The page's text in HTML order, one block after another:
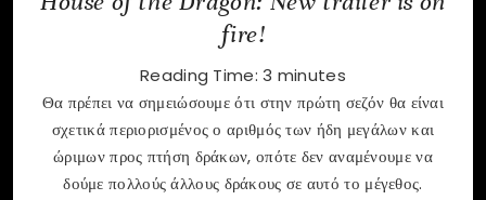
fire!
Reading Time:3 minutes
Θα πρέπει να σημειώσουμε ότι στην πρώτη σεζόν θα είναι
σχετικά περιορισμένος ο αριθμός των ήδη μεγάλων και
ώριμων προς πτήση δράκων, οπότε δεν αναμένουμε να
δούμε πολλούς άλλους δράκους σε αυτό το μέγεθος.